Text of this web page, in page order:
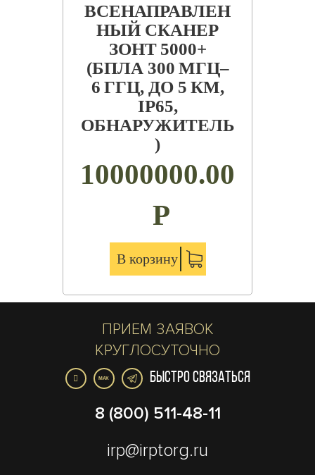
ВСЕНАПРАВЛЕН
НЫЙ СКАНЕР
ЗОНТ 5000+
(БПЛА 300 МГЦ–
6 ГГЦ, ДО 5 КМ,
IP65,
ОБНАРУЖИТЕЛЬ
)
10000000.00
Р
В корзину
ПРИЕМ ЗАЯВОК
КРУГЛОСУТОЧНО
MAX БЫСТРО СВЯЗАТЬСЯ
8 (800) 511-48-11
irp@irptorg.ru